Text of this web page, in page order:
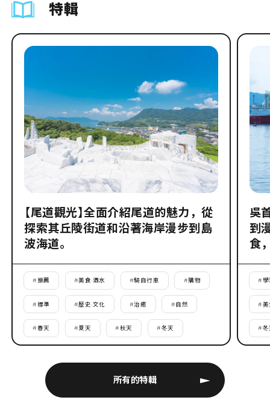
特輯
所有的特輯
【尾道觀光】全面介紹尾道的魅力，從
探索其丘陵街道和沿著海岸漫步到島
波海道。
#推薦 #美食·酒水 #騎自行車 #購物
#標準 #歷史·文化 #治癒 #自然
#春天 #夏天 #秋天 #冬天
吳
到
食
# 學
#美
#冬